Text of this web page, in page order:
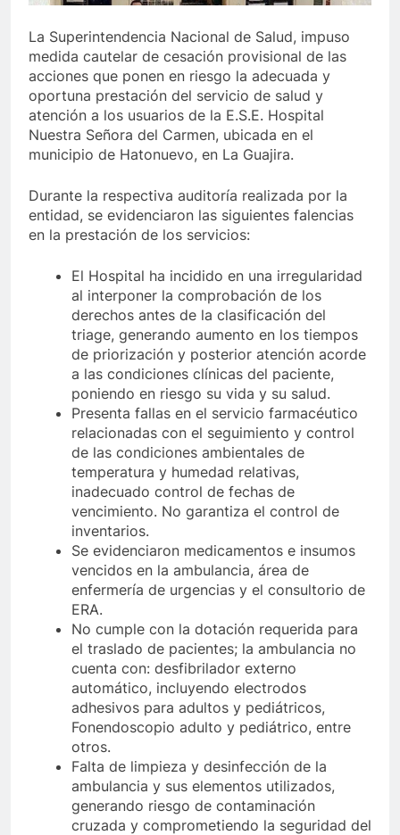
de Berosca y Jesús Vides Con éxito se
3 Años Ago
docente que abusó sexualmente de niña de 13 años
La Superintendencia Nacional de Salud, impuso
medida cautelar de cesación provisional de las
acciones que ponen en riesgo la adecuada y
oportuna prestación del servicio de salud y
atención a los usuarios de la E.S.E. Hospital
Nuestra Señora del Carmen, ubicada en el
municipio de Hatonuevo, en La Guajira.
Durante la respectiva auditoría realizada por la
entidad, se evidenciaron las siguientes falencias
en la prestación de los servicios:
El Hospital ha incidido en una irregularidad
al interponer la comprobación de los
derechos antes de la clasificación del
triage, generando aumento en los tiempos
de priorización y posterior atención acorde
a las condiciones clínicas del paciente,
poniendo en riesgo su vida y su salud.
Presenta fallas en el servicio farmacéutico
relacionadas con el seguimiento y control
de las condiciones ambientales de
temperatura y humedad relativas,
inadecuado control de fechas de
vencimiento. No garantiza el control de
inventarios.
Se evidenciaron medicamentos e insumos
vencidos en la ambulancia, área de
enfermería de urgencias y el consultorio de
ERA.
No cumple con la dotación requerida para
el traslado de pacientes; la ambulancia no
cuenta con: desfibrilador externo
automático, incluyendo electrodos
adhesivos para adultos y pediátricos,
Fonendoscopio adulto y pediátrico, entre
otros.
Falta de limpieza y desinfección de la
ambulancia y sus elementos utilizados,
generando riesgo de contaminación
cruzada y comprometiendo la seguridad del